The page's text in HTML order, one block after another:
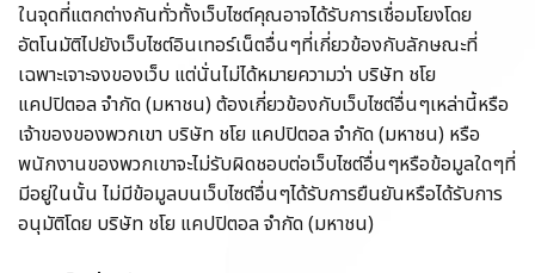
ในจุดที่แตกต่างกันทั่วทั้งเว็บไซต์คุณอาจได้รับการเชื่อมโยงโดย
อัตโนมัติไปยังเว็บไซต์อินเทอร์เน็ตอื่นๆที่เกี่ยวข้องกับลักษณะที่
เฉพาะเจาะจงของเว็บ แต่นั่นไม่ได้หมายความว่า บริษัท ชโย
แคปปิตอล จำกัด (มหาชน) ต้องเกี่ยวข้องกับเว็บไซต์อื่นๆเหล่านี้หรือ
เจ้าของของพวกเขา บริษัท ชโย แคปปิตอล จำกัด (มหาชน) หรือ
พนักงานของพวกเขาจะไม่รับผิดชอบต่อเว็บไซต์อื่นๆหรือข้อมูลใดๆที่
มีอยู่ในนั้น ไม่มีข้อมูลบนเว็บไซต์อื่นๆได้รับการยืนยันหรือได้รับการ
อนุมัติโดย บริษัท ชโย แคปปิตอล จำกัด (มหาชน)